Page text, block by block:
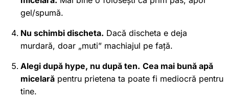
gel/spumă.
Nu schimbi discheta. Dacă discheta e deja
murdară, doar „muti” machiajul pe față.
Alegi după hype, nu după ten. Cea mai bună apă
micelară pentru prietena ta poate fi mediocră pentru
tine.